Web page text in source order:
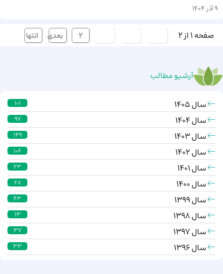
9 آذر 1404
صفحه 1 از 2 2 بعدی انتها
آرشیو مطالب
سال 1405 101
سال 1404 97
سال 1403 149
سال 1402 106
سال 1401 23
سال 1400 28
سال 1399 43
سال 1398 13
سال 1397 37
سال 1396 33